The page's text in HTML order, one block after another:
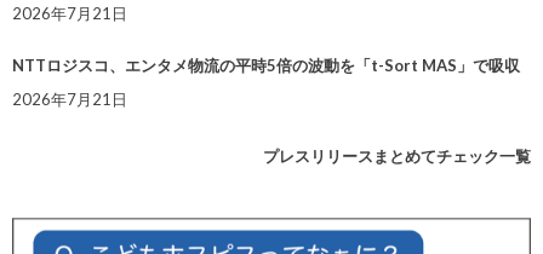
2026年7月21日
NTTロジスコ、エンタメ物流の平時5倍の波動を「t-Sort MAS」で吸収
2026年7月21日
プレスリリースまとめてチェック一覧